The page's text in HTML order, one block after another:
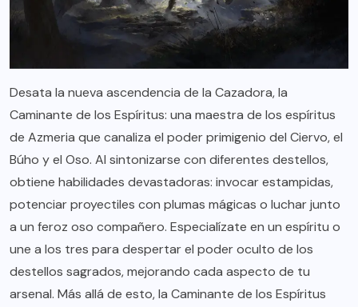
Desata la nueva ascendencia de la Cazadora, la
Caminante de los Espíritus: una maestra de los espíritus
de Azmeria que canaliza el poder primigenio del Ciervo, el
Búho y el Oso. Al sintonizarse con diferentes destellos,
obtiene habilidades devastadoras: invocar estampidas,
potenciar proyectiles con plumas mágicas o luchar junto
a un feroz oso compañero. Especialízate en un espíritu o
une a los tres para despertar el poder oculto de los
destellos sagrados, mejorando cada aspecto de tu
arsenal. Más allá de esto, la Caminante de los Espíritus